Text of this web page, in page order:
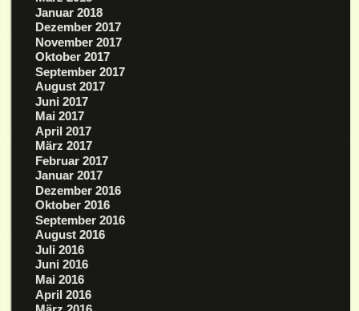
Januar 2018
Dezember 2017
November 2017
Oktober 2017
September 2017
August 2017
Juni 2017
Mai 2017
April 2017
März 2017
Februar 2017
Januar 2017
Dezember 2016
Oktober 2016
September 2016
August 2016
Juli 2016
Juni 2016
Mai 2016
April 2016